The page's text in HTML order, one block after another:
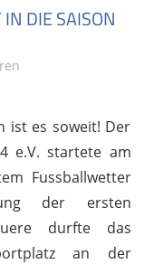
DIE SAISON
P.
ist es soweit! Der
e.V. startete am
Fussballwetter
der ersten
durfte das
an der